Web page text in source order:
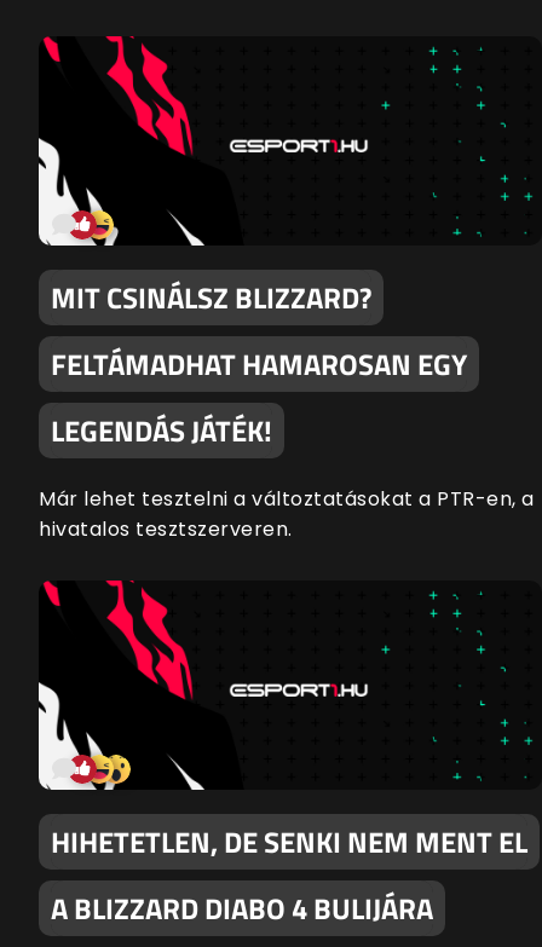
MIT CSINÁLSZ BLIZZARD?
FELTÁMADHAT HAMAROSAN EGY
LEGENDÁS JÁTÉK!
Már lehet tesztelni a változtatásokat a PTR-en, a
hivatalos tesztszerveren.
HIHETETLEN, DE SENKI NEM MENT EL
A BLIZZARD DIABO 4 BULIJÁRA